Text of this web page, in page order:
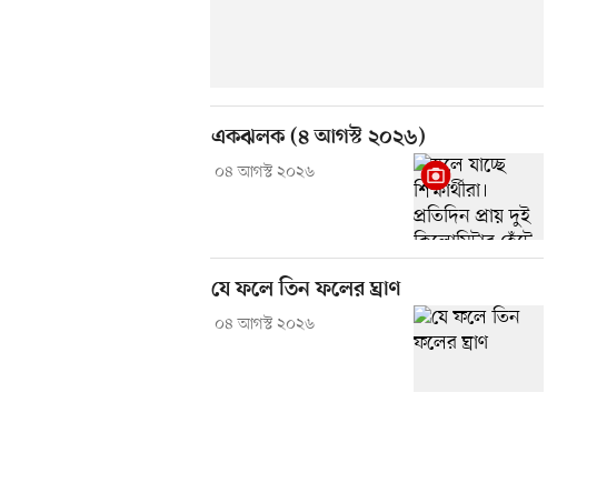
একঝলক (৪ আগস্ট ২০২৬)
০৪ আগস্ট ২০২৬
যে ফলে তিন ফলের ঘ্রাণ
০৪ আগস্ট ২০২৬